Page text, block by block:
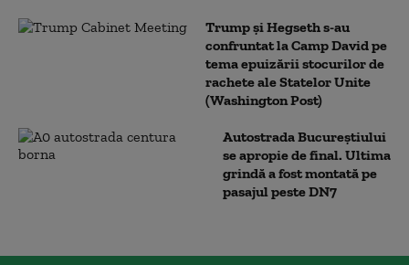
Trump şi Hegseth s-au
confruntat la Camp David pe
tema epuizării stocurilor de
rachete ale Statelor Unite
(Washington Post)
Autostrada Bucureștiului
se apropie de final. Ultima
grindă a fost montată pe
pasajul peste DN7